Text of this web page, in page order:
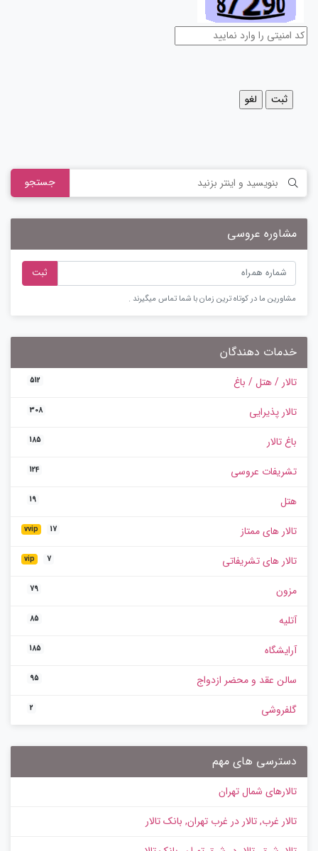
جستجو
مشاوره عروسی
ثبت
مشاورین ما در کوتاه ترین زمان با شما تماس میگیرند .
خدمات دهندگان
تالار / هتل / باغ 512
تالار پذیرایی 308
باغ تالار 185
تشریفات عروسی 124
هتل 19
تالار های ممتاز vvip 17
تالار های تشریفاتی vip 7
مزون 79
آتلیه 85
آرایشگاه 185
سالن عقد و محضر ازدواج 95
گلفروشی 2
دسترسی های مهم
تالارهای شمال تهران
تالار غرب, تالار در غرب تهران, بانک تالار